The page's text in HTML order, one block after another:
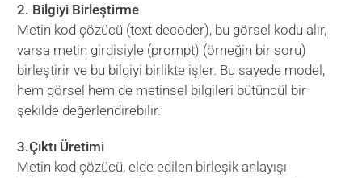
2. Bilgiyi Birleştirme
Metin kod çözücü (text decoder), bu görsel kodu alır,
varsa metin girdisiyle (prompt) (örneğin bir soru)
birleştirir ve bu bilgiyi birlikte işler. Bu sayede model,
hem görsel hem de metinsel bilgileri bütüncül bir
şekilde değerlendirebilir.
3.Çıktı Üretimi
Metin kod çözücü, elde edilen birleşik anlayışı